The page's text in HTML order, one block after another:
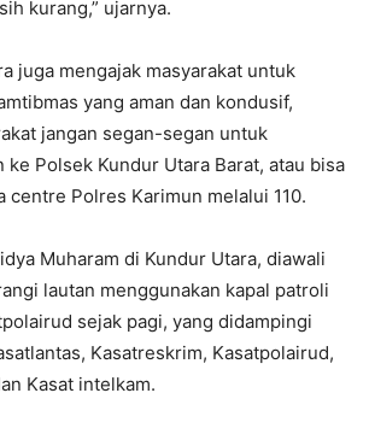
kurang,” ujarnya.
juga mengajak masyarakat untuk
yang aman dan kondusif,
jangan segan-segan untuk
ke Polsek Kundur Utara Barat, atau bisa
centre Polres Karimun melalui 110.
Muharam di Kundur Utara, diawali
lautan menggunakan kapal patroli
sejak pagi, yang didampingi
Kasatreskrim, Kasatpolairud,
Kasat intelkam.